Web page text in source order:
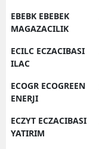
EBEBK EBEBEK
MAGAZACILIK
ECILC ECZACIBASI
ILAC
ECOGR ECOGREEN
ENERJI
ECZYT ECZACIBASI
YATIRIM